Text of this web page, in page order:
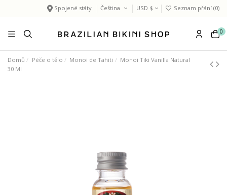
Spojené státy Čeština USD $ Seznam přání (0)
0
Domů Péče o tělo Monoi de Tahiti
Monoi Tiki Vanilla Natural
30 Ml